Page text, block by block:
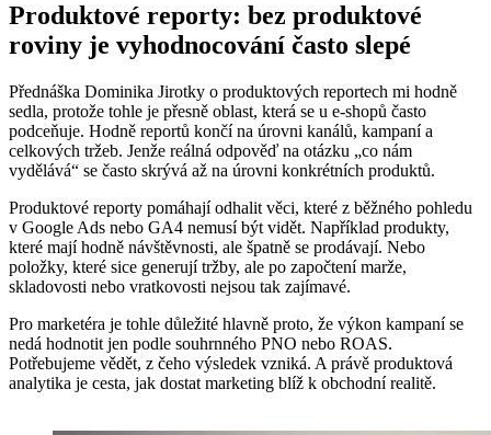
Produktové reporty: bez produktové
roviny je vyhodnocování často slepé
Přednáška Dominika Jirotky o produktových reportech mi hodně
sedla, protože tohle je přesně oblast, která se u e-shopů často
podceňuje. Hodně reportů končí na úrovni kanálů, kampaní a
celkových tržeb. Jenže reálná odpověď na otázku „co nám
vydělává“ se často skrývá až na úrovni konkrétních produktů.
Produktové reporty pomáhají odhalit věci, které z běžného pohledu
v Google Ads nebo GA4 nemusí být vidět. Například produkty,
které mají hodně návštěvnosti, ale špatně se prodávají. Nebo
položky, které sice generují tržby, ale po započtení marže,
skladovosti nebo vratkovosti nejsou tak zajímavé.
Pro marketéra je tohle důležité hlavně proto, že výkon kampaní se
nedá hodnotit jen podle souhrnného PNO nebo ROAS.
Potřebujeme vědět, z čeho výsledek vzniká. A právě produktová
analytika je cesta, jak dostat marketing blíž k obchodní realitě.